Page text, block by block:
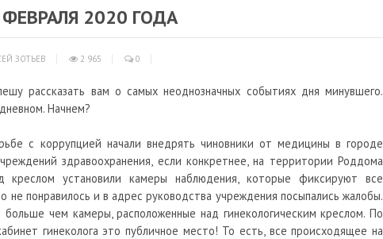
2020 ГОДА
ЗОТЬЕВ 2 965 0
рассказать вам о самых неоднозначных событиях дня минувшего.
Начнем?
с коррупцией начали внедрять чиновники от медицины в городе
здравоохранения, если конкретнее, на территории Роддома
установили камеры наблюдения, которые фиксируют все
не понравилось и в адрес руководства учреждения посыпались жалобы.
чем камеры, расположенные над гинекологическим креслом. По
гинеколога это публичное место! То есть, все происходящее на